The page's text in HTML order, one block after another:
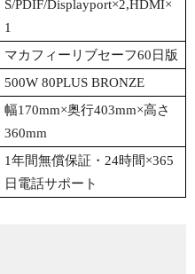
S/PDIF/Displayport×2,HDMI×
1
マカフィーリブセーフ60日版
500W 80PLUS BRONZE
幅170mm×奥行403mm×高さ
360mm
1年間無償保証・24時間×365
日電話サポート